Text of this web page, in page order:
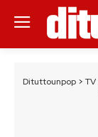
Dituttounpop > TV